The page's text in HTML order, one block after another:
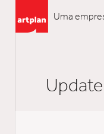
Uma
Update